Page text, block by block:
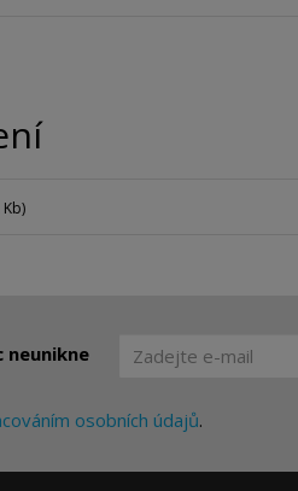
neunikne
osobních údajů.